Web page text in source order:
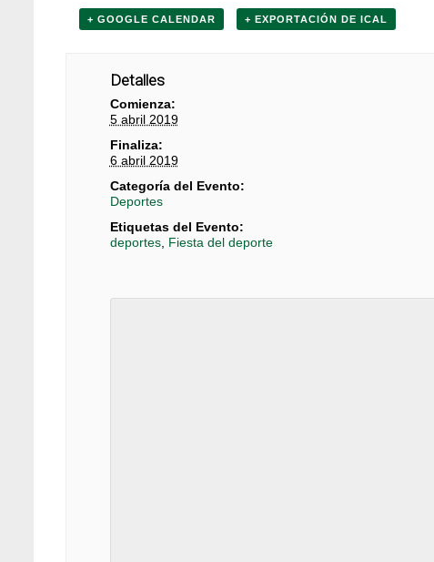
+ GOOGLE CALENDAR + EXPORTACIÓN DE ICAL
Detalles
Comienza:
5 abril 2019
Finaliza:
6 abril 2019
Categoría del Evento:
Deportes
Etiquetas del Evento:
deportes, Fiesta del deporte